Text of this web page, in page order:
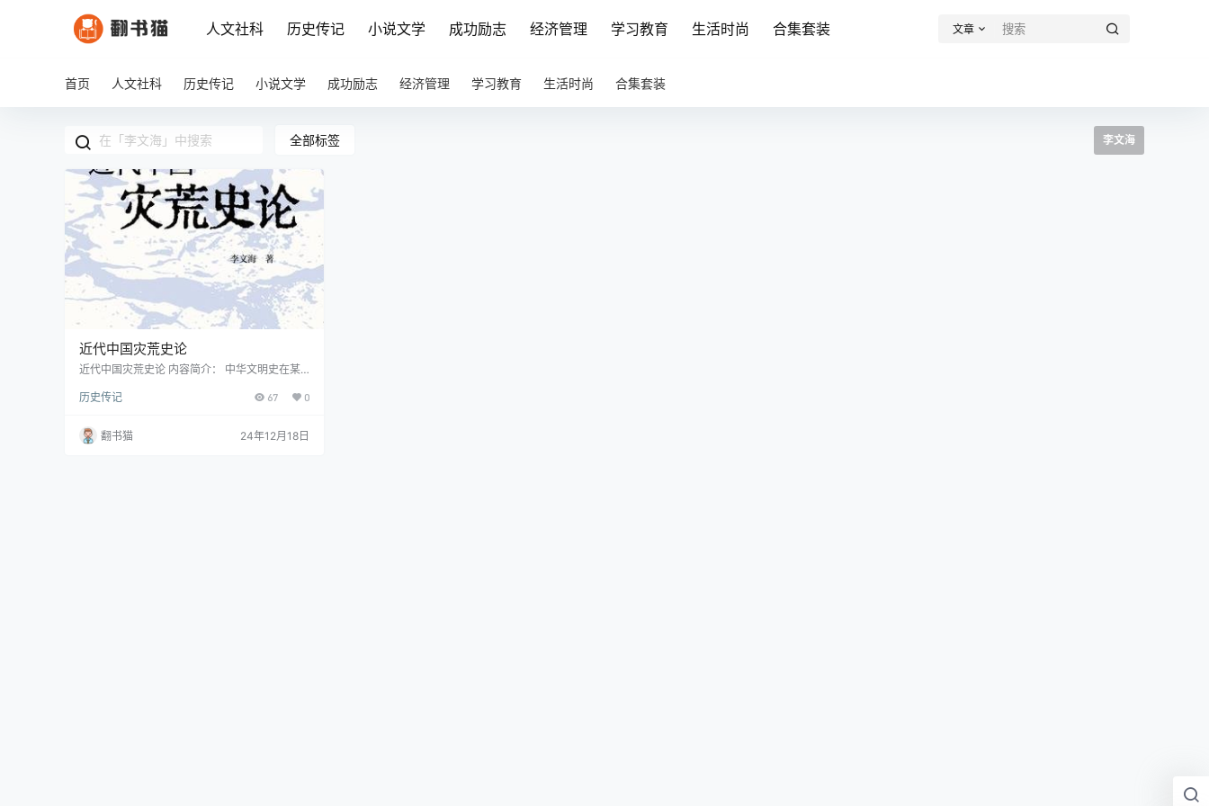
人文社科 历史传记 小说文学 成功励志 经济管理 学习教育 生活时尚 合集套装 文章
首页 人文社科 历史传记 小说文学 成功励志 经济管理 学习教育 生活时尚 合集套装
全部标签 李文海
近代中国灾荒史论
近代中国灾荒史论 内容简介： 中华文明史在某
史。自然灾害不仅影响着普通民众的日常生活,更
过研究灾荒史可以更深入地理解社会历史发展的
本质。 李文海作为中国近代灾荒史研究的开拓
历史传记 67 0
翻书猫 24年12月18日